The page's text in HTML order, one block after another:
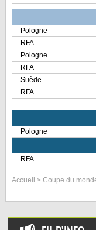
Pologne
RFA
Pologne
RFA
Suède
RFA
Pologne
RFA
Accueil > Coupe du